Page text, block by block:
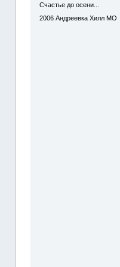
Счастье до осени...
2006 Андреевка Хилл МО